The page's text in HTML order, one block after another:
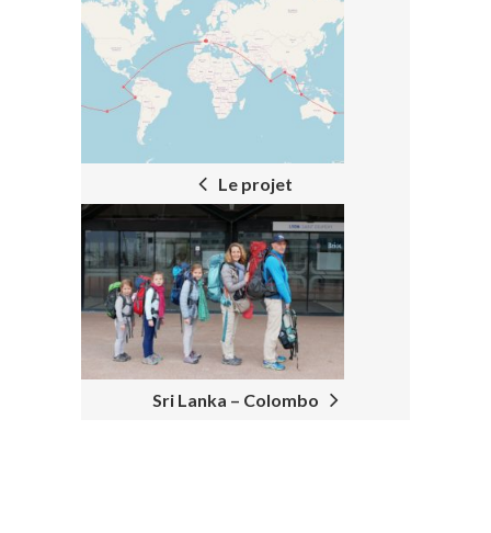
POST
NAVIGATION
Le projet
Sri Lanka – Colombo